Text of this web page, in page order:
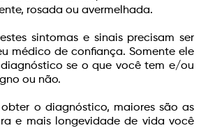
rosada ou avermelhada.
sintomas e sinais precisam ser
médico de confiança. Somente ele
se o que você tem e/ou
ou não.
o diagnóstico, maiores são as
e mais longevidade de vida você